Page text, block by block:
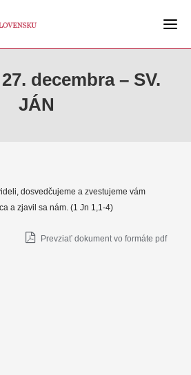
decembra – SV.
JÁN
dosvedčujeme a zvestujeme vám
a zjavil sa nám. (1 Jn 1,1-4)
Prevziať dokument vo formáte pdf